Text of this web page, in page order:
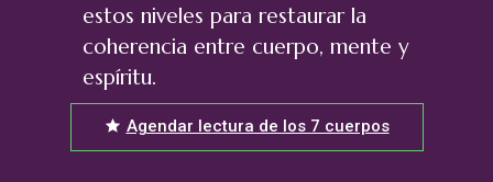
estos niveles para restaurar la
coherencia entre cuerpo, mente y
espíritu.
Agendar lectura de los 7 cuerpos